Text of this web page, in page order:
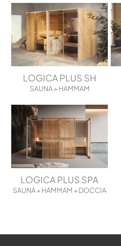
LOGICA PLUS SH
SAUNA + HAMMAM
LOGICA PLUS SPA
SAUNA + HAMMAM + DOCCIA